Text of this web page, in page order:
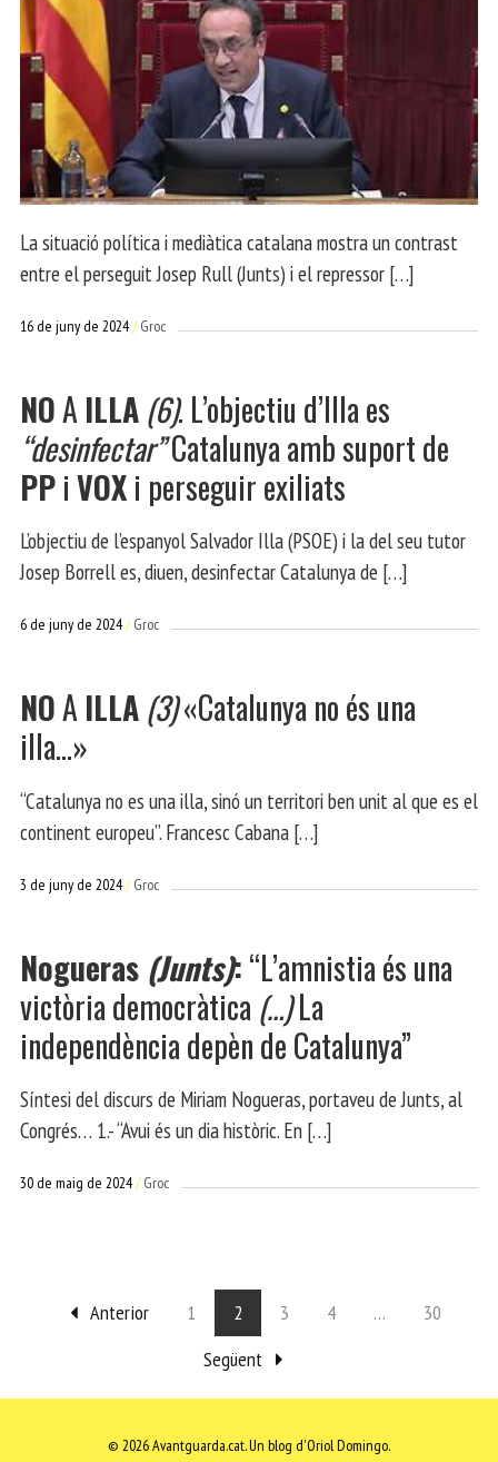
La situació política i mediàtica catalana mostra un contrast
entre el perseguit Josep Rull (Junts) i el repressor […]
16 de juny de 2024 Groc
NOA ILLA(6). L’objectiu d’Illa es
“desinfectar”Catalunya amb suport de
PPiVOXi perseguir exiliats
L’objectiu de l’espanyol Salvador Illa (PSOE) i la del seu tutor
Josep Borrell es, diuen, desinfectar Catalunya de […]
6 de juny de 2024 Groc
NOA ILLA(3)«Catalunya no és una
illa…»
“Catalunya no es una illa, sinó un territori ben unit al que es el
continent europeu”. Francesc Cabana […]
3 de juny de 2024 Groc
Nogueras (Junts):“L’amnistia és una
victòria democràtica (…)La
independència depèn de Catalunya”
Síntesi del discurs de Miriam Nogueras, portaveu de Junts, al
Congrés… 1.- “Avui és un dia històric. En […]
30 de maig de 2024 Groc
Anterior 1 2 3 4 …
30
Següent
© 2026 Avantguarda.cat.Un blog d'Oriol Domingo.